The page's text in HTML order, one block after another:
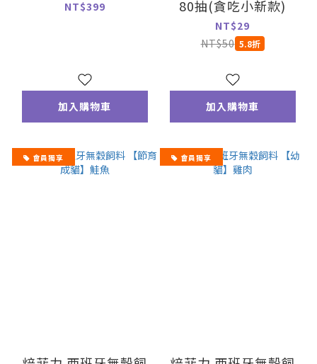
NT$399
加入購物車
80抽(貪吃小新款)
NT$29
NT$50 5.8折
加入購物車
會員獨享 會員獨享